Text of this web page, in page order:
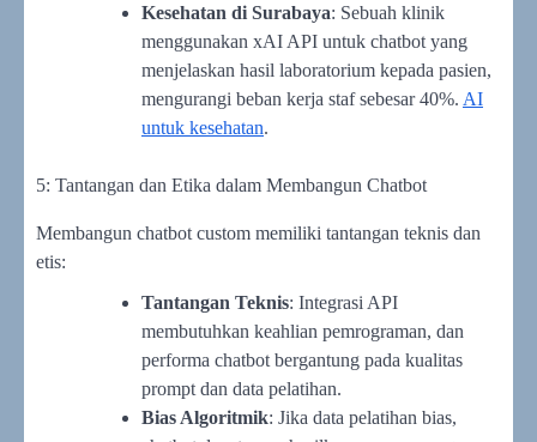
Kesehatan di Surabaya: Sebuah klinik
menggunakan xAI API untuk chatbot yang
menjelaskan hasil laboratorium kepada pasien,
mengurangi beban kerja staf sebesar 40%. AI
untuk kesehatan.
5: Tantangan dan Etika dalam Membangun Chatbot
Membangun chatbot custom memiliki tantangan teknis dan
etis:
Tantangan Teknis: Integrasi API
membutuhkan keahlian pemrograman, dan
performa chatbot bergantung pada kualitas
prompt dan data pelatihan.
Bias Algoritmik: Jika data pelatihan bias,